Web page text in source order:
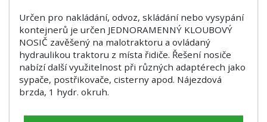
Určen pro nakládání, odvoz, skládání nebo vysypání
kontejnerů je určen JEDNORAMENNÝ KLOUBOVÝ
NOSIČ zavěšený na malotraktoru a ovládaný
hydraulikou traktoru z místa řidiče. Řešení nosiče
nabízí další využitelnost při různých adaptérech jako
sypače, postřikovače, cisterny apod. Nájezdová
brzda, 1 hydr. okruh.